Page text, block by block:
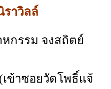
ราวิลล์
กรรม จงสถิตย์
ข้าซอยวัดโพธิ์แจ้